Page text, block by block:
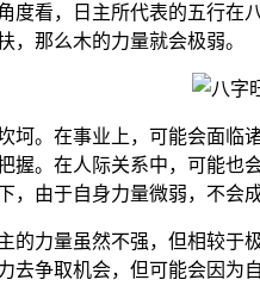
度看，日主所代表的五行
，那么木的力量就会极弱。
坷。在事业上，可能会面
握。在人际关系中，可能
由于自身力量微弱，不会
的力量虽然不强，但相较
去争取机会，但可能会因